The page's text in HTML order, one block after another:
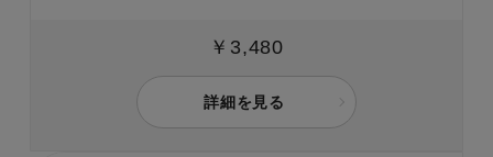
慮。
￥3,480
詳細を見る